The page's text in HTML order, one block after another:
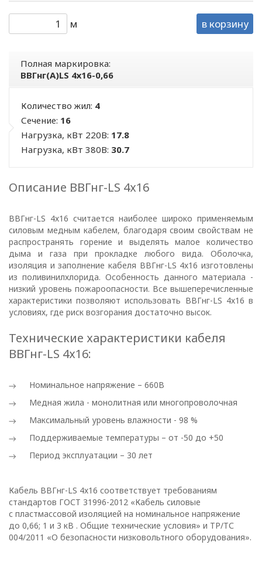
Полная маркировка:
ВВГнг(А)LS 4х16-0,66
Количество жил: 4
Сечение: 16
Нагрузка, кВт 220В: 17.8
Нагрузка, кВт 380В: 30.7
м в корзину
Описание ВВГнг-LS 4х16
ВВГнг-LS 4х16 считается наиболее широко применяемым
силовым медным кабелем, благодаря своим свойствам не
распространять горение и выделять малое количество
дыма и газа при прокладке любого вида. Оболочка,
изоляция и заполнение кабеля ВВГнг-LS 4х16 изготовлены
из поливинилхлорида. Особенность данного материала -
низкий уровень пожароопасности. Все вышеперечисленные
характеристики позволяют использовать ВВГнг-LS 4х16 в
условиях, где риск возгорания достаточно высок.
Технические характеристики кабеля
ВВГнг-LS 4х16:
Номинальное напряжение – 660В
Медная жила - монолитная или многопроволочная
Максимальный уровень влажности - 98 %
Поддерживаемые температуры – от -50 до +50
Период эксплуатации – 30 лет
Кабель ВВГнг-LS 4х16 соответствует требованиям
стандартов ГОСТ 31996-2012 «Кабель силовые
с пластмассовой изоляцией на номинальное напряжение
до 0,66; 1 и 3 кВ . Общие технические условия» и ТР/ТС
004/2011 «О безопасности низковольтного оборудования».
ПОЛИТИКА
ОПЕРАТОРА
В
отношении
обработки
персональных
данных
Общество с ограниченной
ответственностью
«ОПТИКЭНЕРГОКАБЕЛЬ»
УТВЕРЖДАЮ
«ОПТИКЭНЕРГОКАБЕЛЬ»
В.А. Прокопчук _________​
г. Минск